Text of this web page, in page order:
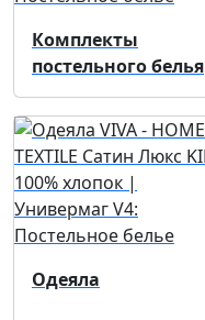
Комплекты
постельного белья
Одеяла